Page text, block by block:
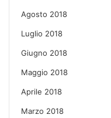
Agosto 2018
Luglio 2018
Giugno 2018
Maggio 2018
Aprile 2018
Marzo 2018